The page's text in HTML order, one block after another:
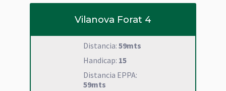
Vilanova Forat 4
Distancia: 59mts
Handicap: 15
Distancia EPPA:
59mts